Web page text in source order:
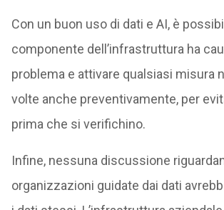
Con un buon uso di dati e AI, è
componente dell’infrastruttura ha
problema e attivare qualsiasi misura
volte anche preventivamente, per
prima che si verifichino.
Infine, nessuna discussione
organizzazioni guidate dai dati